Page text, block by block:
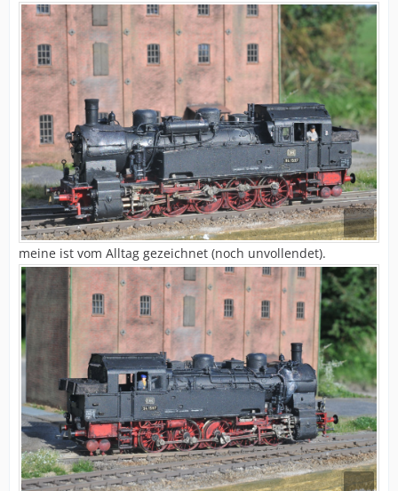
meine ist vom Alltag gezeichnet (noch unvollendet).